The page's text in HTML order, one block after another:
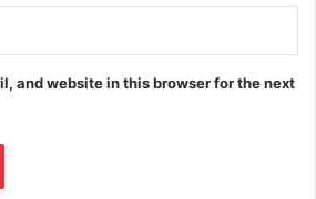
and website in this browser for the next